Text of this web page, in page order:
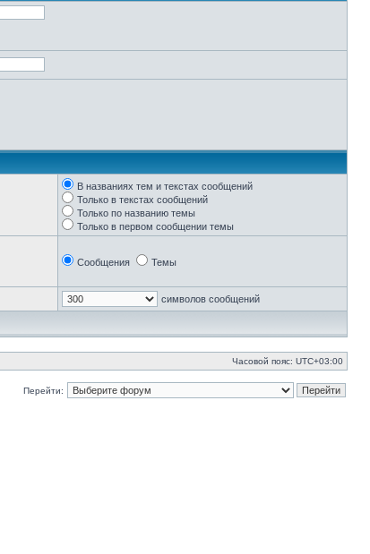
В названиях тем и текстах сообщений
Только в текстах сообщений
Только по названию темы
Только в первом сообщении темы
Сообщения Темы
символов сообщений
Часовой пояс: UTC+03:00
Перейти: